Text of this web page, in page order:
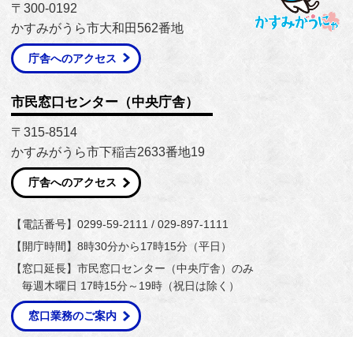
〒300-0192
かすみがうら市大和田562番地
庁舎へのアクセス
市民窓口センター（中央庁舎）
〒315-8514
かすみがうら市下稲吉2633番地19
庁舎へのアクセス
【電話番号】0299-59-2111 / 029-897-1111
【開庁時間】8時30分から17時15分（平日）
【窓口延長】市民窓口センター（中央庁舎）のみ
毎週木曜日 17時15分～19時（祝日は除く）
窓口業務のご案内